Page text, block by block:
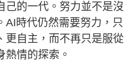
己的一代。努力並不是沒
AI時代仍然需要努力，只
更自主，而不再只是服從
熱情的探索。